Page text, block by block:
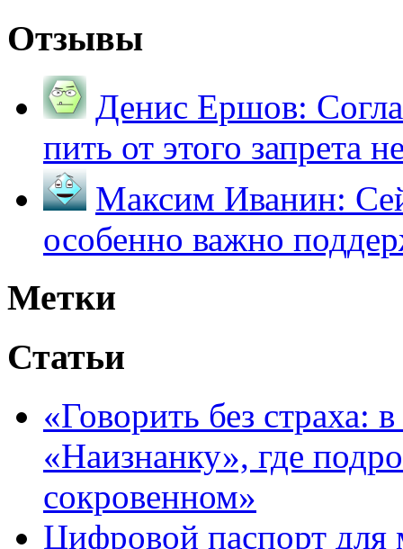
Отзывы
Денис Ершов:
пить от этого запрета
Максим Иванин:
особенно важно
Метки
Статьи
«Говорить без страха:
«Наизнанку», где
сокровенном»
Цифровой паспорт для